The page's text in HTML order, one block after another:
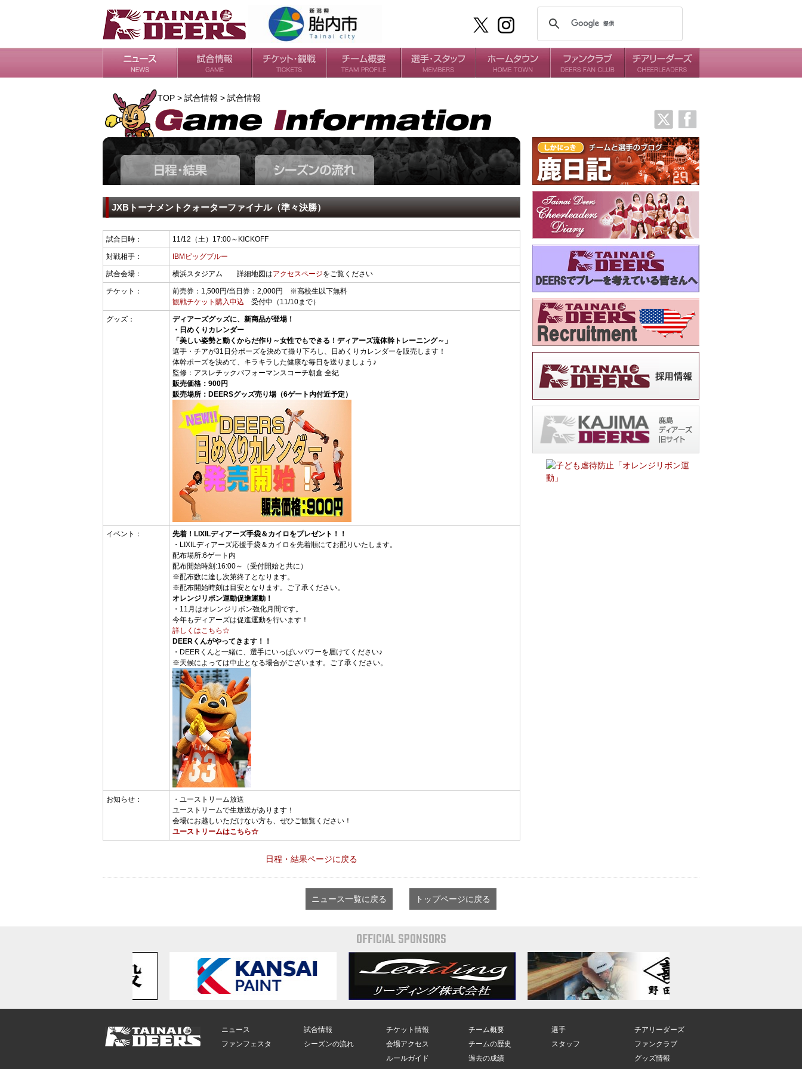
日程・結果
シーズンの流れ チケット
会場・アクセス
ルールガイド
TOP > 試合情報 > 試合情報
JXBトーナメントクォーターファイナル（準々決勝）
試合日時： 11/12（土）17:00～KICKOFF
対戦相手： IBMビッグブルー
試合会場： 横浜スタジアム 詳細地図はアクセスページをご覧ください
チケット：
前売券：1,500円/当日券：2,000円 ※高校生以下無料
観戦チケット購入申込 受付中（11/10まで）
グッズ：
ディアーズグッズに、新商品が登場！
・日めくりカレンダー
「美しい姿勢と動くからだ作り～女性でもできる！ディアーズ流体幹トレーニング～」
選手・チアが31日分ポーズを決めて撮り下ろし、日めくりカレンダーを販売します！
体幹ポーズを決めて、キラキラした健康な毎日を送りましょう♪
監修：アスレチックパフォーマンスコーチ朝倉 全紀
販売価格：900円
販売場所：DEERSグッズ売り場（6ゲート内付近予定）
イベント：
先着！LIXILディアーズ手袋＆カイロをプレゼント！！
・LIXILディアーズ応援手袋＆カイロを先着順にてお配りいたします。
配布場所:6ゲート内
配布開始時刻:16:00～（受付開始と共に）
※配布数に達し次第終了となります。
※配布開始時刻は目安となります。ご了承ください。
オレンジリボン運動促進運動！
・11月はオレンジリボン強化月間です。
今年もディアーズは促進運動を行います！
詳しくはこちら☆
DEERくんがやってきます！！
・DEERくんと一緒に、選手にいっぱいパワーを届けてください♪
※天候によっては中止となる場合がございます。ご了承ください。
お知らせ：
・ユーストリーム放送
ユーストリームで生放送があります！
会場にお越しいただけない方も、ぜひご観覧ください！
ユーストリームはこちら☆
日程・結果ページに戻る
ニュース一覧に戻る トップページに戻る
OFFICIAL SPONSORS
ニュース
ファンフェスタ
試合情報
シーズンの流れ
チケット情報
会場アクセス
ルールガイド
チーム概要
チームの歴史
過去の成績
選手
スタッフ
チアリーダーズ
ファンクラブ
グッズ情報